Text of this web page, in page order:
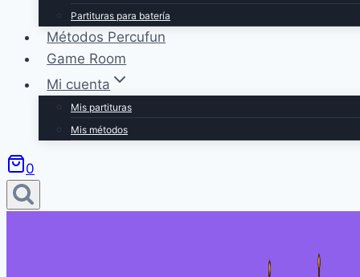
Partituras para batería
Métodos Percufun
Game Room
Mi cuenta
Mis partituras
Mis métodos
0